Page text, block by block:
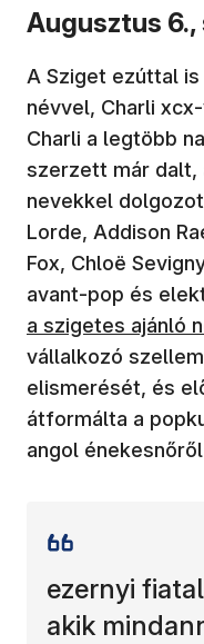
Augusztus 6.,
A Sziget ezúttal
névvel, Charli
Charli a legtöbb
szerzett már dalt,
nevekkel
Lorde, Addison
Fox, Chloë
avant-pop és
a szigetes ajánló
vállalkozó
elismerését, és
átformálta a
angol
ezernyi
akik